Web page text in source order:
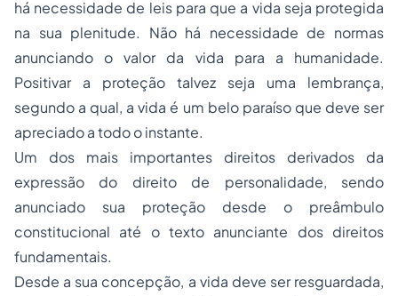
há necessidade de leis para que a vida seja protegida
na sua plenitude. Não há necessidade de normas
anunciando o valor da vida para a humanidade.
Positivar a proteção talvez seja uma lembrança,
segundo a qual, a vida é um belo paraíso que deve ser
apreciado a todo o instante.
Um dos mais importantes direitos derivados da
expressão do direito de personalidade, sendo
anunciado sua proteção desde o preâmbulo
constitucional até o texto anunciante dos direitos
fundamentais.
Desde a sua concepção, a vida deve ser resguardada,